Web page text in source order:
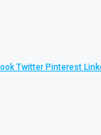
Twitter Pinterest